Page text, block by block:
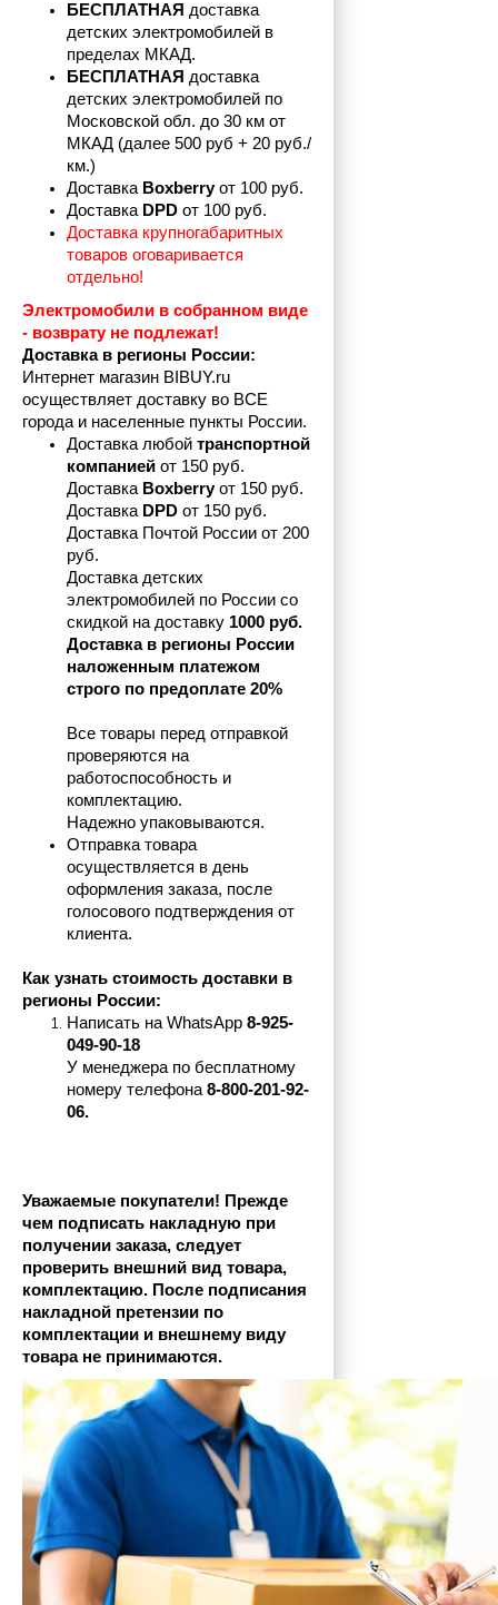
БЕСПЛАТНАЯ доставка
детских электромобилей в
пределах МКАД.
БЕСПЛАТНАЯ доставка
детских электромобилей по
Московской обл. до 30 км от
МКАД (далее 500 руб + 20 руб./
км.)
Доставка Boxberry от 100 руб.
Доставка DPD от 100 руб.
Доставка крупногабаритных
товаров оговаривается
отдельно!
Электромобили в собранном виде
- возврату не подлежат!
Доставка в регионы России:
Интернет магазин BIBUY.ru
осуществляет доставку во ВСЕ
города и населенные пункты России.
Доставка любой транспортной
компанией от 150 руб.
Доставка Boxberry от 150 руб.
Доставка DPD от 150 руб.
Доставка Почтой России от 200
руб.
Доставка детских
электромобилей по России со
скидкой на доставку 1000 руб.
Доставка в регионы России
наложенным платежом
строго по предоплате 20%
Все товары перед отправкой
проверяются на
работоспособность и
комплектацию.
Надежно упаковываются.
Отправка товара
осуществляется в день
оформления заказа, после
голосового подтверждения от
клиента.
Как узнать стоимость доставки в
регионы России:
Написать на WhatsApp 8-925-
049-90-18
У менеджера по бесплатному
номеру телефона 8-800-201-92-
06.
Уважаемые покупатели! Прежде
чем подписать накладную при
получении заказа, следует
проверить внешний вид товара,
комплектацию. После подписания
накладной претензии по
комплектации и внешнему виду
товара не принимаются.